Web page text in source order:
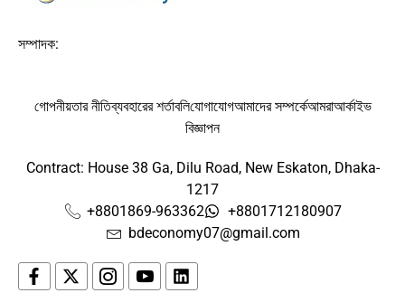
সম্পাদক:
গোপনীয়তার নীতিব্যবহারের শর্তাবলিযোগাযোগআমাদের সম্পর্কেআমরাআর্কাইভ
বিজ্ঞাপন
Contract: House 38 Ga, Dilu Road, New Eskaton, Dhaka-
1217
+8801869-963362
+8801712180907
bdeconomy07@gmail.com